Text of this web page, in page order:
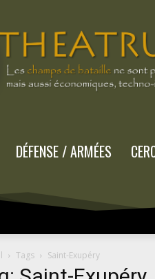
DÉFENSE / ARMÉES
Tags Saint-Exupéry